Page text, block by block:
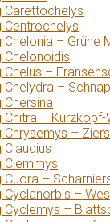
Carettochelys
Centrochelys
Chelonia – Grüne
Chelonoidis
Chelus –
Chelydra –
Chersina
Chitra –
Chrysemys –
Claudius
Clemmys
Cuora –
Cyclanorbis –
Cyclemys –